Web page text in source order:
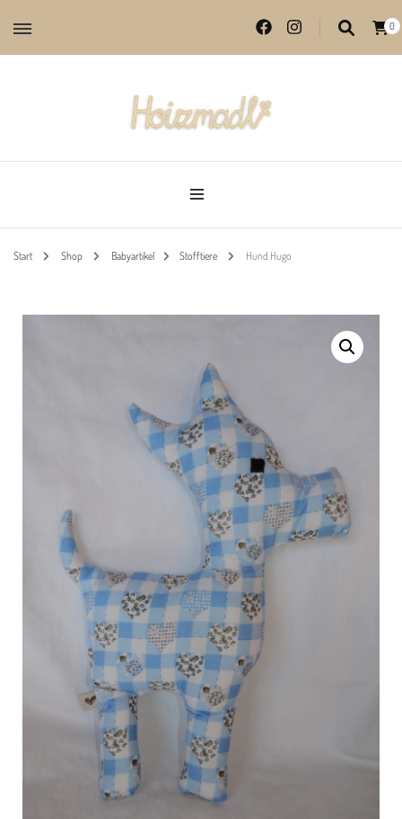
0
Hoizmadl
Start Shop Babyartikel Stofftiere Hund Hugo